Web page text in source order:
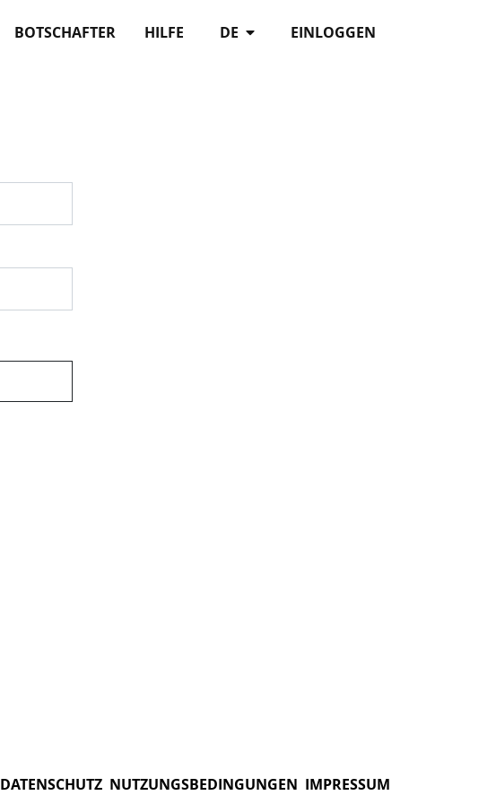
EINLOGGEN
DE
BOTSCHAFTER HILFE
DATENSCHUTZ NUTZUNGSBEDINGUNGEN IMPRESSUM